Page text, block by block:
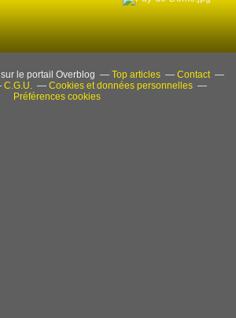
sur le portail Overblog Top articles
Contact
C.G.U.
Cookies et données personnelles
Préférences cookies